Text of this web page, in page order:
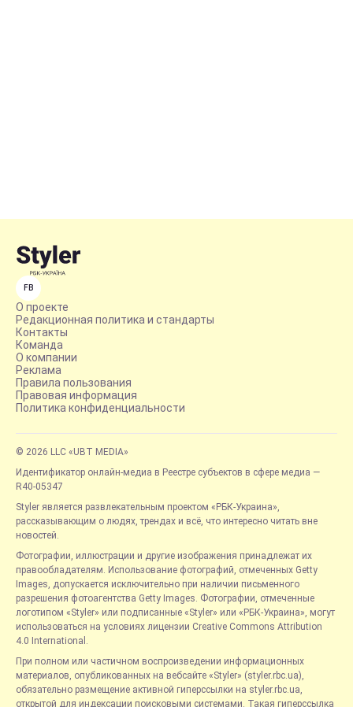
FB
О проекте
Редакционная политика и стандарты
Контакты
Команда
О компании
Реклама
Правила пользования
Правовая информация
Политика конфиденциальности
© 2026 LLC «UBT MEDIA»
Идентификатор онлайн-медиа в Реестре субъектов в сфере медиа —
R40-05347
Styler является развлекательным проектом «РБК-Украина»,
рассказывающим о людях, трендах и всё, что интересно читать вне
новостей.
Фотографии, иллюстрации и другие изображения принадлежат их
правообладателям. Использование фотографий, отмеченных Getty
Images, допускается исключительно при наличии письменного
разрешения фотоагентства Getty Images. Фотографии, отмеченные
логотипом «Styler» или подписанные «Styler» или «РБК-Украина», могут
использоваться на условиях лицензии Creative Commons Attribution
4.0 International.
При полном или частичном воспроизведении информационных
материалов, опубликованных на вебсайте «Styler» (styler.rbc.ua),
обязательно размещение активной гиперссылки на styler.rbc.ua,
открытой для индексации поисковыми системами. Такая гиперссылка